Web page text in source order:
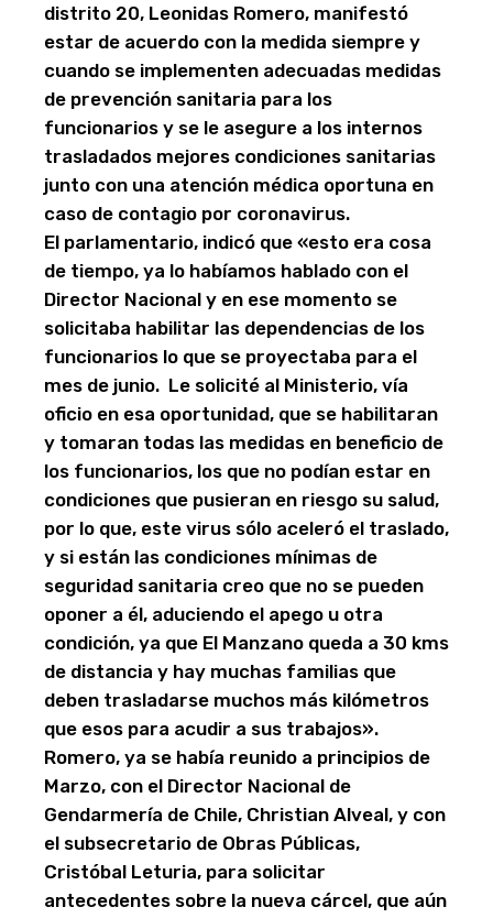
distrito 20, Leonidas Romero, manifestó
estar de acuerdo con la medida siempre y
cuando se implementen adecuadas medidas
de prevención sanitaria para los
funcionarios y se le asegure a los internos
trasladados mejores condiciones sanitarias
junto con una atención médica oportuna en
caso de contagio por coronavirus.
El parlamentario, indicó que «esto era cosa
de tiempo, ya lo habíamos hablado con el
Director Nacional y en ese momento se
solicitaba habilitar las dependencias de los
funcionarios lo que se proyectaba para el
mes de junio. Le solicité al Ministerio, vía
oficio en esa oportunidad, que se habilitaran
y tomaran todas las medidas en beneficio de
los funcionarios, los que no podían estar en
condiciones que pusieran en riesgo su salud,
por lo que, este virus sólo aceleró el traslado,
y si están las condiciones mínimas de
seguridad sanitaria creo que no se pueden
oponer a él, aduciendo el apego u otra
condición, ya que El Manzano queda a 30 kms
de distancia y hay muchas familias que
deben trasladarse muchos más kilómetros
que esos para acudir a sus trabajos».
Romero, ya se había reunido a principios de
Marzo, con el Director Nacional de
Gendarmería de Chile, Christian Alveal, y con
el subsecretario de Obras Públicas,
Cristóbal Leturia, para solicitar
antecedentes sobre la nueva cárcel, que aún